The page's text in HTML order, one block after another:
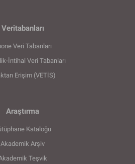
Veritabanları
Veri Tabanları
İntihal Veri Tabanları
Erişim (VETİS)
Araştırma
Kataloğu
Akademik Arşiv
Teşvik